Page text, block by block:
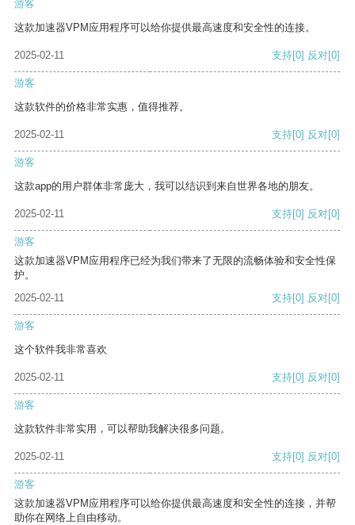
游客
这款加速器VPM应用程序可以给你提供最高速度和安全性的连接。
2025-02-11 支持[0] 反对[0]
游客
这款软件的价格非常实惠，值得推荐。
2025-02-11 支持[0] 反对[0]
游客
这款app的用户群体非常庞大，我可以结识到来自世界各地的朋友。
2025-02-11 支持[0] 反对[0]
游客
这款加速器VPM应用程序已经为我们带来了无限的流畅体验和安全性保
护。
2025-02-11
支持[0] 反对[0]
游客
这个软件我非常喜欢
2025-02-11 支持[0] 反对[0]
游客
这款软件非常实用，可以帮助我解决很多问题。
2025-02-11 支持[0] 反对[0]
游客
这款加速器VPM应用程序可以给你提供最高速度和安全性的连接，并帮
助你在网络上自由移动。